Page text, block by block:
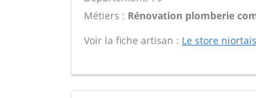
Métiers : Rénovation plomberie
Voir la fiche artisan : Le store